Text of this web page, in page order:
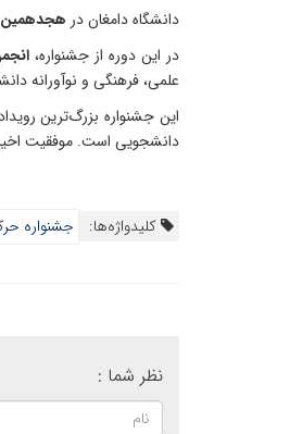
دانشگاه دامغان در هجدهمین
در این دوره از جشنواره،
علمی، فرهنگی و نوآورانه
این جشنواره بزرگ‌ترین
دانشجویی است. موفقیت اخیر
کلیدواژه‌ها: جشنواره
نظر شما :